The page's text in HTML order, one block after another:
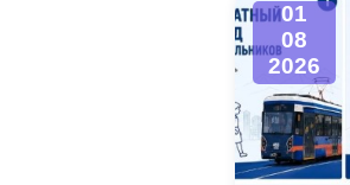
01
08
2026